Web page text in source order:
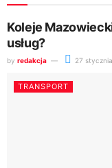
Koleje
usług?
by redakcja 27
TRANSPORT